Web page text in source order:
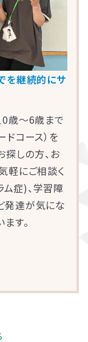
を継続的にサ
0歳～6歳まで
コース）を
探しの方、お
軽にご相談く
ム症)、学習障
発達が気にな
す。